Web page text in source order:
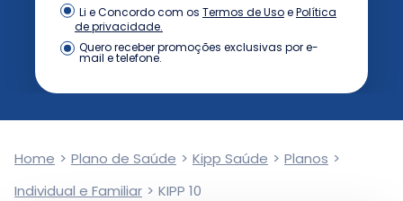
Li e Concordo com os Termos de UsoePolítica
de privacidade.
Quero receber promoções exclusivas por e-
mail e telefone.
Home > Plano de Saúde > Kipp Saúde > Planos >
Individual e Familiar > KIPP 10